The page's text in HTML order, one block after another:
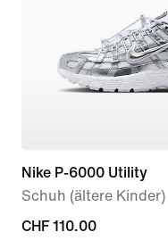
Nike P-6000 Utility
Schuh (ältere Kinder)
CHF 110.00
CHF 110.00